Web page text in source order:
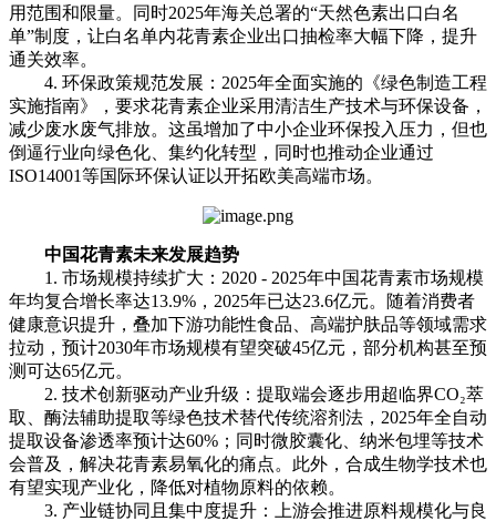
用范围和限量。同时2025年海关总署的“天然色素出口白名
单”制度，让白名单内花青素企业出口抽检率大幅下降，提升
通关效率。
4. 环保政策规范发展：2025年全面实施的《绿色制造工程
实施指南》，要求花青素企业采用清洁生产技术与环保设备，
减少废水废气排放。这虽增加了中小企业环保投入压力，但也
倒逼行业向绿色化、集约化转型，同时也推动企业通过
ISO14001等国际环保认证以开拓欧美高端市场。
中国花青素未来发展趋势
1. 市场规模持续扩大：2020 - 2025年中国花青素市场规模
年均复合增长率达13.9%，2025年已达23.6亿元。随着消费者
健康意识提升，叠加下游功能性食品、高端护肤品等领域需求
拉动，预计2030年市场规模有望突破45亿元，部分机构甚至预
测可达65亿元。
2. 技术创新驱动产业升级：提取端会逐步用超临界CO₂萃
取、酶法辅助提取等绿色技术替代传统溶剂法，2025年全自动
提取设备渗透率预计达60%；同时微胶囊化、纳米包埋等技术
会普及，解决花青素易氧化的痛点。此外，合成生物学技术也
有望实现产业化，降低对植物原料的依赖。
3. 产业链协同且集中度提升：上游会推进原料规模化与良